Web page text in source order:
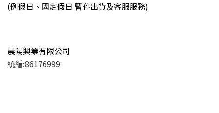
(例假日、國定假日 暫停出貨及客服服務)
晨陽興業有限公司
統編:86176999